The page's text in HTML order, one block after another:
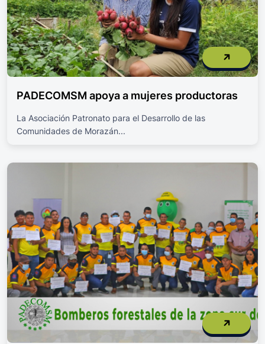
PADECOMSM apoya a mujeres productoras
La Asociación Patronato para el Desarrollo de las
Comunidades de Morazán...